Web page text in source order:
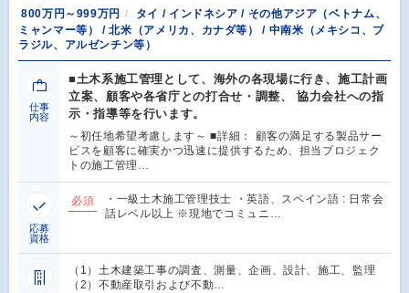
800万円～999万円
タイ / インドネシア / その他アジア（ベトナム、
ミャンマー等） / 北米（アメリカ、カナダ等） / 中南米（メキシコ、ブ
ラジル、アルゼンチン等）
仕事
内容
■土木系施工管理として、海外の各現場に行き、施工計画
立案、顧客や各省庁との打合せ・調整、 協力会社への指
示・指導等を行います。
～初任地希望考慮します～ ■詳細： 顧客の満足する製品サー
ビスを顧客に確実かつ迅速に提供するため、担当プロジェク
トの施工管理…
応募
資格
必須
・一級土木施工管理技士 ・英語、スペイン語 : 日常会
話レベル以上 ※現地でコミュニ…
（1）土木建築工事の調査、測量、企画、設計、施工、監理
（2）不動産取引および不動…